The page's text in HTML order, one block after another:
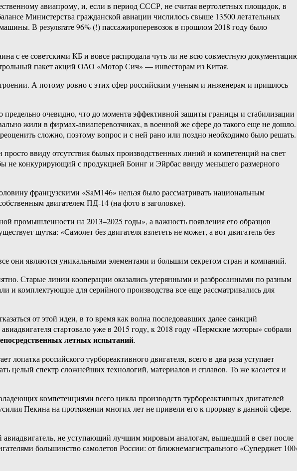
авиапрому, и, если в период СССР, не считая вертолетных площадок, в
Министерства гражданской авиации числилось свыше 13500 летательных
В результате 96% (!) пассажироперевозок в прошлом 2018 году было
с ее советскими КБ и вовсе распродала чуть ли не всю совместную
пакет акций ОАО «Мотор Сич» — инвесторам из Китая.
А потому ровно с этих сфер российским ученым и инженерам и пришлось
очевидно, что до момента эффективной защиты границы и стабилизации
жили в фирмах-авиаперевозчиках, в военной же сфере до такого еще не дошло.
сложно, поэтому вопрос и с ней рано или поздно необходимо было решать.
ввиду отсутствия былых производственных линий и компетенций на свет
не конкурирующий с продукцией Боинг и Эйрбас ввиду меньшего размерного
французскими «SaM146» нельзя было рассматривать национальным
двигателем ПД-14 (на фото в заголовке).
промышленности на 2013–2025 годы», а важность появления его образцов
шутка: «Самолет без двигателя взлететь не может, а вот двигатель без
они являются уникальными элементами и большим секретом стран и компаний.
Старые линии кооперации оказались утерянными и разбросанными по разным
и комплектующие для серийного производства все еще рассматривались для
от этой идеи, в то время как волна последовавших далее санкций
стартовало уже в 2015 году, к 2018 году «Пермские моторы» собрали
летных испытаний.
российского турбореактивного двигателя, всего в два раза уступает
целый спектр сложнейших технологий, материалов и сплавов. То же касается и
компетенциями всего цикла производств турбореактивных двигателей
Пекина на протяжении многих лет не привели его к прорыву в данной сфере.
не уступающий лучшим мировым аналогам, вышедший в свет после
большинство самолетов России: от ближнемагистрального «Суперджет